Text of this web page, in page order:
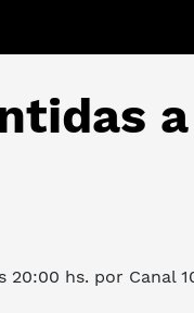
20:00 hs. por Canal